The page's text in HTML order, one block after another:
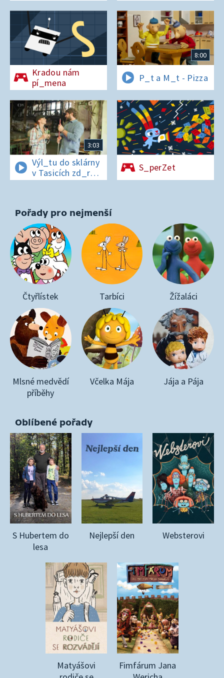
Kradou nám
pí_mena
8:00
P_t a M_t - Pizza
3:03
Výl_tu do sklárny
v Tasicích zd_r
a Čern_bílovi
S_perZet
Pořady pro nejmenší
Čtyřlístek Tarbíci Žížaláci
Mlsné medvědí
příběhy
Včelka Mája Jája a Pája
Oblíbené pořady
S Hubertem do
lesa
Nejlepší den Websterovi
Matyášovi
Fimfárum Jana